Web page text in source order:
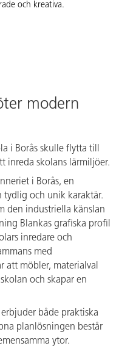
och kreativa.
modern
i Borås skulle flytta till
inreda skolans lärmiljöer.
i Borås, en
tydlig och unik karaktär.
den industriella känslan
Blankas grafiska profil
inredare och
med
att möbler, materialval
och skapar en
både praktiska
planlösningen består
ytor.